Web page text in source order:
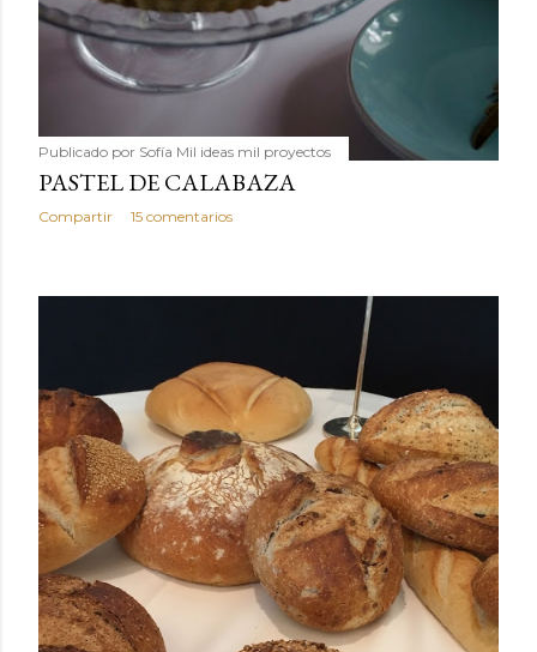
Publicado por Sofía Mil ideas mil proyectos
PASTEL DE CALABAZA
Compartir 15 comentarios